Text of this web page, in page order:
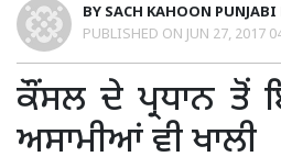
BY SACH KAHOON PUNJABI
PUBLISHED ON JUN 27, 2017
ਕੌਂਸਲ ਦੇ ਪ੍ਰਧਾਨ ਤੋਂ
ਅਸਾਮੀਆਂ ਵੀ ਖਾਲੀ